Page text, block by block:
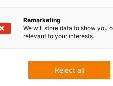
de chama, sem
Remarketing
We will store data to show you
relevant to your interests.
Reject all